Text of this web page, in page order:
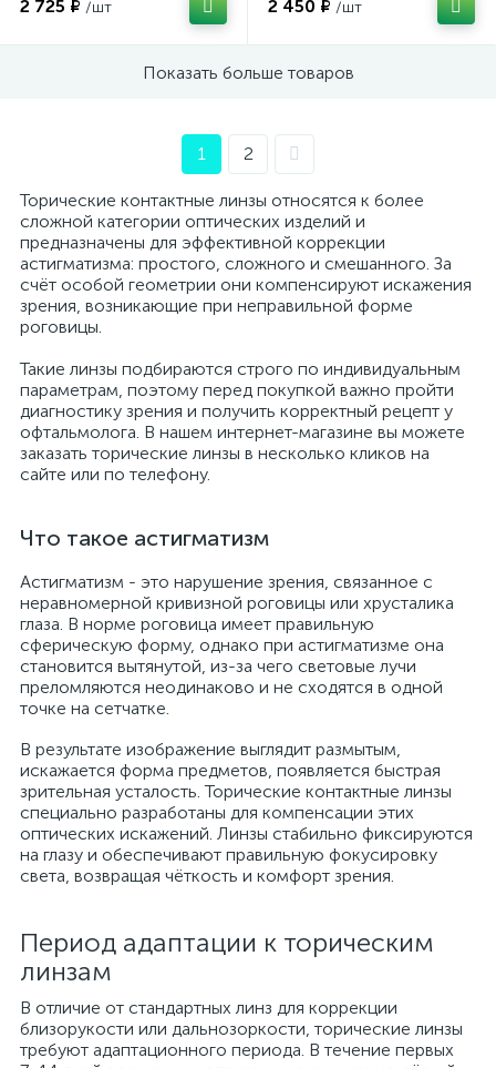
2 725 ₽ /шт 2 450 ₽ /шт
Показать больше товаров
1 2
Торические контактные линзы относятся к более
сложной категории оптических изделий и
предназначены для эффективной коррекции
астигматизма: простого, сложного и смешанного. За
счёт особой геометрии они компенсируют искажения
зрения, возникающие при неправильной форме
роговицы.
Такие линзы подбираются строго по индивидуальным
параметрам, поэтому перед покупкой важно пройти
диагностику зрения и получить корректный рецепт у
офтальмолога. В нашем интернет-магазине вы можете
заказать торические линзы в несколько кликов на
сайте или по телефону.
Что такое астигматизм
Астигматизм - это нарушение зрения, связанное с
неравномерной кривизной роговицы или хрусталика
глаза. В норме роговица имеет правильную
сферическую форму, однако при астигматизме она
становится вытянутой, из-за чего световые лучи
преломляются неодинаково и не сходятся в одной
точке на сетчатке.
В результате изображение выглядит размытым,
искажается форма предметов, появляется быстрая
зрительная усталость. Торические контактные линзы
специально разработаны для компенсации этих
оптических искажений. Линзы стабильно фиксируются
на глазу и обеспечивают правильную фокусировку
света, возвращая чёткость и комфорт зрения.
Период адаптации к торическим
линзам
В отличие от стандартных линз для коррекции
близорукости или дальнозоркости, торические линзы
требуют адаптационного периода. В течение первых